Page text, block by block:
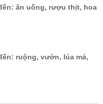
ăn uống, rượu thịt, hoa
ruộng, vườn, lúa má,